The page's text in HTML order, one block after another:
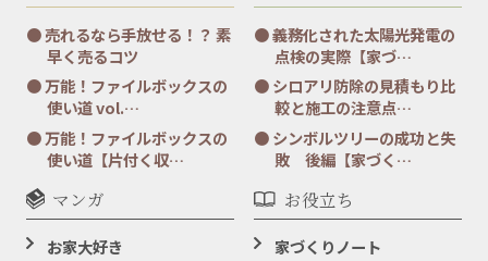
売れるなら手放せる！？ 素
早く売るコツ
万能！ファイルボックスの
使い道 vol.…
万能！ファイルボックスの
使い道【片付く収…
義務化された太陽光発電の
点検の実際【家づ…
シロアリ防除の見積もり比
較と施工の注意点…
シンボルツリーの成功と失
敗 後編【家づく…
マンガ
お家大好き
お役立ち
家づくりノート